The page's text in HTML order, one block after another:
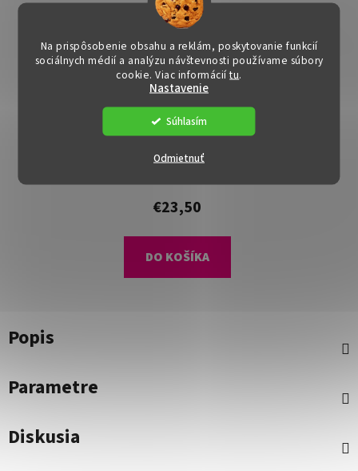
Na prispôsobenie obsahu a reklám, poskytovanie funkcií
sociálnych médií a analýzu návštevnosti používame súbory
cookie. Viac informáciítu.
Nastavenie
Odmietnuť
Súhlasím
Regál - MSTIA, Hnedý
Dostupné(>15 ks)
€23,50
DO KOŠÍKA
Popis
Parametre
Diskusia